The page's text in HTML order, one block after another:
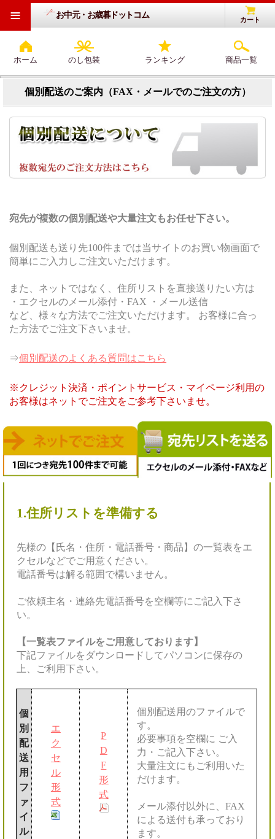
お中元・お歳暮ドットコム カート
ホーム のし包装 ランキング 商品一覧
≡
個別配送のご案内（FAX・メールでのご注文の方）
宛先が複数の個別配送や大量注文もお任せ下さい。
個別配送も送り先100件までは当サイトのお買い物画面で
簡単にご入力しご注文いただけます。
また、ネットではなく、住所リストを直接送りたい方は
・エクセルのメール添付・FAX ・メール送信
など、様々な方法でご注文いただけます。 お客様に合っ
た方法でご注文下さいませ。
⇒個別配送のよくある質問はこちら
※クレジット決済・ポイントサービス・マイページ利用の
お客様はネットでご注文をご参考下さいませ。
1.住所リストを準備する
先様の【氏名・住所・電話番号・商品】の一覧表をエ
クセルなどでご用意ください。
電話番号は解る範囲で構いません。
ご依頼主名・連絡先電話番号を空欄等にご記入下さ
い。
【一覧表ファイルをご用意しております】
下記ファイルをダウンロードしてパソコンに保存の
上、ご利用下さい。
個
別
配
送
用
フ
ァ
イ
ル
エ
ク
セ
ル
形
式
P
D
F
形
式
個別配送用のファイルで
す。
必要事項を空欄に ご入
力・ご記入下さい。
大量注文にもご利用いた
だけます。
メール添付以外に、FAX
による送付も承っており
ます。